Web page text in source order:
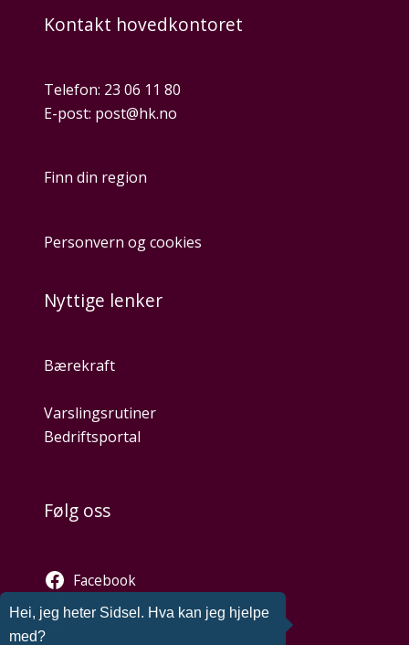
Kontakt hovedkontoret
Telefon: 23 06 11 80
E-post: post@hk.no
Finn din region
Personvern og cookies
Nyttige lenker
Bærekraft
Varslingsrutiner
Bedriftsportal
Følg oss
Facebook
Twitter
Instagram
Hei, jeg heter Sidsel. Hva kan jeg hjelpe
med?